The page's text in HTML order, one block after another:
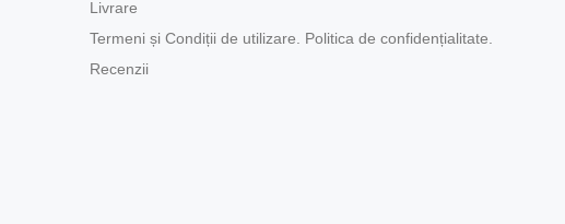
Livrare
Termeni și Condiții de utilizare. Politica de confidențialitate.
Recenzii